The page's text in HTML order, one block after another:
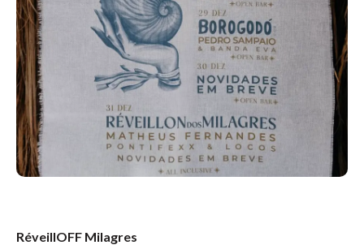
RéveillOFF Milagres